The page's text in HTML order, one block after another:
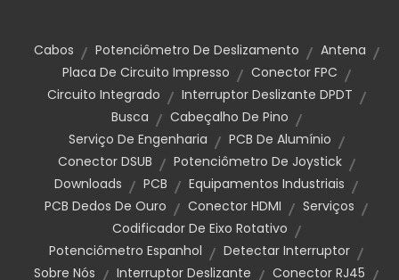
Cabos Potenciômetro De Deslizamento
Antena
Placa De Circuito Impresso
Conector FPC
Circuito Integrado
Interruptor Deslizante DPDT
Busca
Cabeçalho De Pino
Serviço De Engenharia
PCB De Alumínio
Conector DSUB
Potenciômetro De Joystick
Downloads
PCB
Equipamentos Industriais
PCB Dedos De Ouro
Conector HDMI
Serviços
Codificador De Eixo Rotativo
Potenciômetro Espanhol
Detectar Interruptor
Sobre Nós
Interruptor Deslizante Conector RJ45